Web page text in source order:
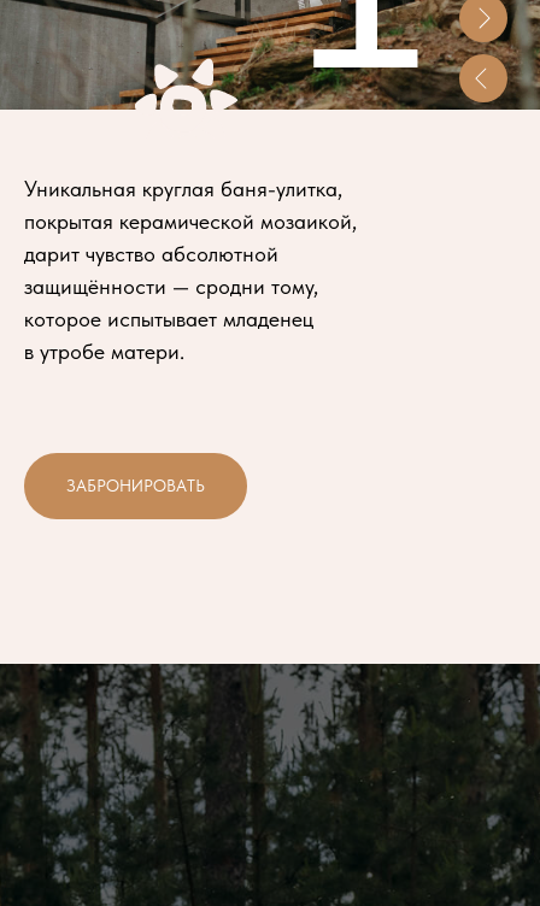
Уникальная круглая баня-улитка,
покрытая керамической мозаикой,
дарит чувство абсолютной
защищённости — сродни тому,
которое испытывает младенец
в утробе матери.
ЗАБРОНИРОВАТЬ